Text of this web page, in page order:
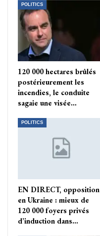
POLITICS
120 000 hectares brûlés
postérieurement les
incendies, le conduite
sagaie une visée…
POLITICS
EN DIRECT, opposition
en Ukraine : mieux de
120 000 foyers privés
d’induction dans…